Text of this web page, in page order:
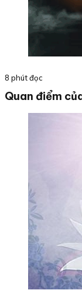
8 phút đọc
Quan điểm